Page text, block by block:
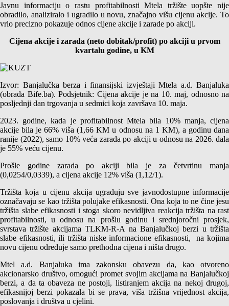
Javnu informaciju o rastu profitabilnosti Mtela tržište uopšte nije
obradilo, analiziralo i ugradilo u novu, značajno višu cijenu akcije. To
vrlo precizno pokazuje odnos cijene akcije i zarade po akciji.
Cijena akcije i zarada (neto dobitak/profit) po akciji u prvom
kvartalu godine, u KM
Izvor: Banjalučka berza i finansijski izvještaji Mtela a.d. Banjaluka
(obrada Bife.ba). Podsjetnik: Cijena akcije je na 10. maj, odnosno na
posljednji dan trgovanja u sedmici koja završava 10. maja.
2023. godine, kada je profitabilnost Mtela bila 10% manja, cijena
akcije bila je 66% viša (1,66 KM u odnosu na 1 KM), a godinu dana
ranije (2022), samo 10% veća zarada po akciji u odnosu na 2026. dala
je 55% veću cijenu.
Prošle godine zarada po akciji bila je za četvrtinu manja
(0,0254/0,0339), a cijena akcije 12% viša (1,12/1).
Tržišta koja u cijenu akcija ugrađuju sve javnodostupne informacije
označavaju se kao tržišta polujake efikasnosti. Ona koja to ne čine jesu
tržišta slabe efikasnosti i stoga skoro nevidljiva reakcija tržišta na rast
profitabilnosti, u odnosu na prošlu godinu i srednjoročni prosjek,
svrstava tržište akcijama TLKM-R-A na Banjalučkoj berzi u tržišta
slabe efikasnosti, ili tržišta niske informacione efikasnosti, na kojima
novu cijenu određuje samo prethodna cijena i ništa drugo.
Mtel a.d. Banjaluka ima zakonsku obavezu da, kao otvoreno
akcionarsko društvo, omogući promet svojim akcijama na Banjalučkoj
berzi, a da ta obaveza ne postoji, listiranjem akcija na nekoj drugoj,
efikasnijoj berzi pokazala bi se prava, viša tržišna vrijednost akcija,
poslovanja i društva u cjelini.